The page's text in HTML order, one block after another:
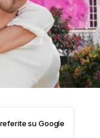
su Google